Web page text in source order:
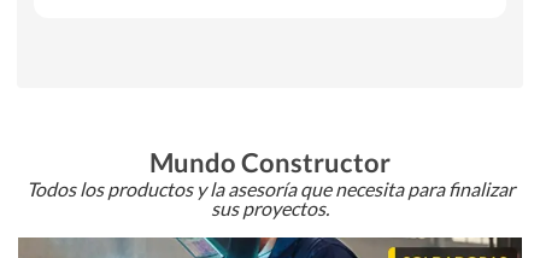
Mundo Constructor
Todos los productos y la asesoría que necesita para finalizar
sus proyectos.